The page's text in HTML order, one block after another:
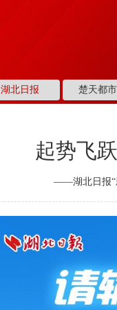
湖北日报 楚天都
起势飞
——湖北日报“